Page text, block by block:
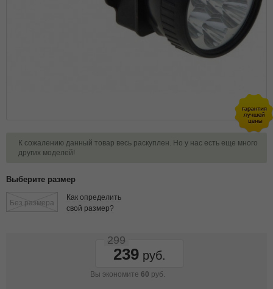
К сожалению данный товар весь раскуплен. Но у нас есть еще много
других моделей!
Выберите размер
Без размера
Как определить
свой размер?
239
299
Вы экономите 60 руб.